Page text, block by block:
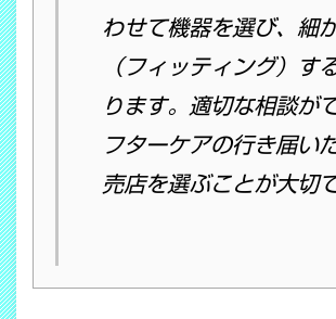
わせて機器を選び、細
（フィッティング）す
ります。適切な相談が
フターケアの行き届い
売店を選ぶことが大切で